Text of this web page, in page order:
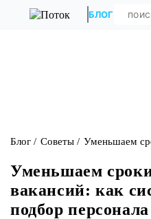
БЛОГ
Блог Советы Уменьшаем
Уменьшаем
вакансий: как
подбор персонала